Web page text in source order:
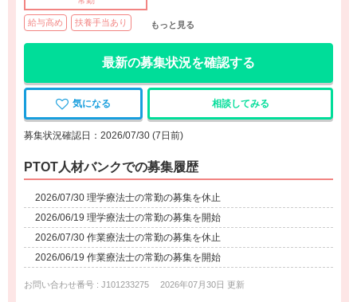
給与高め 扶養手当あり もっと見る
最新の募集状況を確認する
気になる 相談してみる
募集状況確認日：2026/07/30 (7日前)
PTOT人材バンクでの募集履歴
2026/07/30 理学療法士の常勤の募集を休止
2026/06/19 理学療法士の常勤の募集を開始
2026/07/30 作業療法士の常勤の募集を休止
2026/06/19 作業療法士の常勤の募集を開始
お問い合わせ番号 : J101233275 2026年07月30日 更新